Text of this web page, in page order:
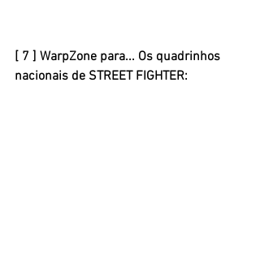
[ 7 ] WarpZone para... Os quadrinhos
nacionais de STREET FIGHTER: